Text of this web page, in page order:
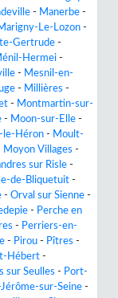
- Manerbe -
Le-Lozon -
Gertrude -
Hermei -
- Mesnil-en-
- Millières -
- Montmartin-sur-
- Moon-sur-Elle -
le-Héron - Moult-
Moyon Villages -
sur Risle -
de-Bliquetuit -
- Orval sur Sienne -
- Perche en
- Perriers-en-
- Pirou - Pîtres -
Hébert -
sur Seulles - Port-
sur-Seine -